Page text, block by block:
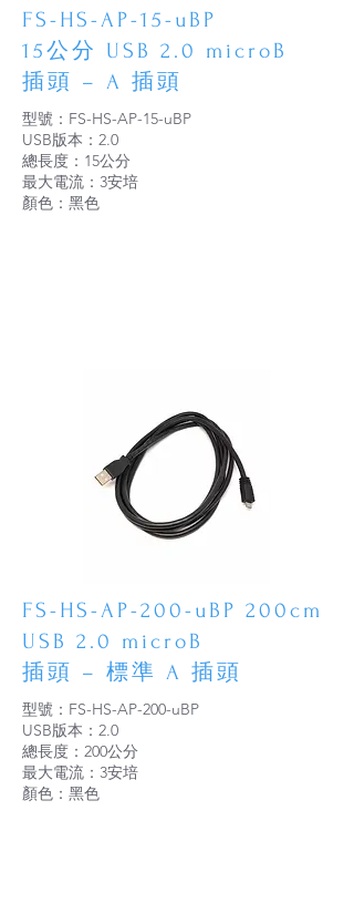
FS-HS-AP-15-uBP
15公分 USB 2.0 microB
插頭 – A 插頭
型號：FS-HS-AP-15-uBP
USB版本：2.0
總長度：15公分
最大電流：3安培
顏色：黑色
FS-HS-AP-200-uBP 200cm
USB 2.0 microB
插頭 – 標準 A 插頭
型號：FS-HS-AP-200-uBP
USB版本：2.0
總長度：200公分
最大電流：3安培
顏色：黑色